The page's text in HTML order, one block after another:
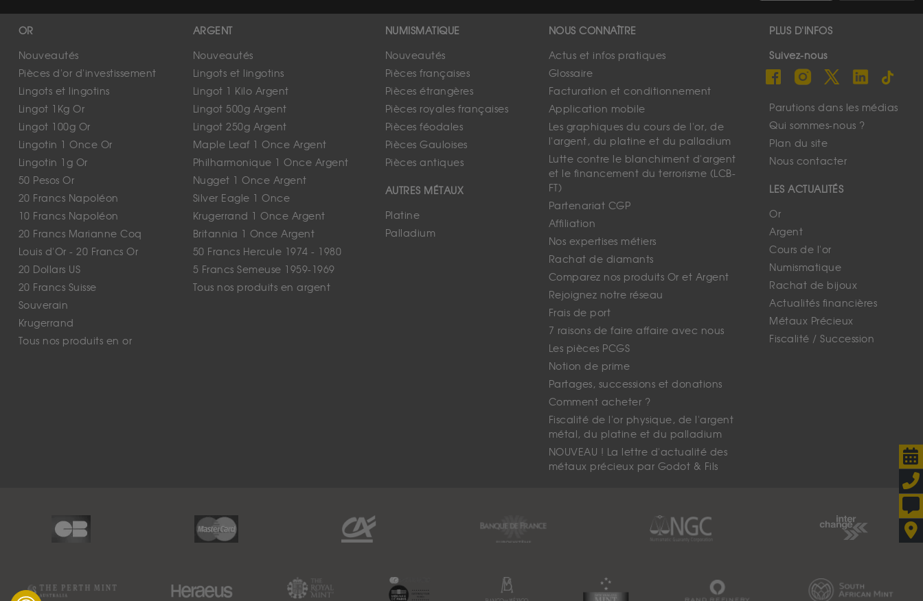
OR
Nouveautés
Pièces d'or d'investissement
Lingots et lingotins
Lingot 1Kg Or
Lingot 100g Or
Lingotin 1 Once Or
Lingotin 1g Or
50 Pesos Or
20 Francs Napoléon
10 Francs Napoléon
20 Francs Marianne Coq
Louis d'Or - 20 Francs Or
20 Dollars US
20 Francs Suisse
Souverain
Krugerrand
Tous nos produits en or
ARGENT
Nouveautés
Lingots et lingotins
Lingot 1 Kilo Argent
Lingot 500g Argent
Lingot 250g Argent
Maple Leaf 1 Once Argent
Philharmonique 1 Once Argent
Nugget 1 Once Argent
Silver Eagle 1 Once
Krugerrand 1 Once Argent
Britannia 1 Once Argent
50 Francs Hercule 1974 - 1980
5 Francs Semeuse 1959-1969
Tous nos produits en argent
NUMISMATIQUE
Nouveautés
Pièces françaises
Pièces étrangères
Pièces royales françaises
Pièces féodales
Pièces Gauloises
Pièces antiques
AUTRES MÉTAUX
Platine
Palladium
NOUS CONNAÎTRE
Actus et infos pratiques
Glossaire
Facturation et conditionnement
Application mobile
Les graphiques du cours de l'or, de
l'argent, du platine et du palladium
Lutte contre le blanchiment d'argent
et le financement du terrorisme (LCB-
FT)
Partenariat CGP
Affiliation
Nos expertises métiers
Rachat de diamants
Comparez nos produits Or et Argent
Rejoignez notre réseau
Frais de port
7 raisons de faire affaire avec nous
Les pièces PCGS
Notion de prime
Partages, successions et donations
Comment acheter ?
Fiscalité de l'or physique, de l'argent
métal, du platine et du palladium
NOUVEAU ! La lettre d'actualité des
métaux précieux par Godot & Fils
PLUS D'INFOS
Suivez-nous
Parutions dans les médias
Qui sommes-nous ?
Plan du site
Nous contacter
LES ACTUALITÉS
Or
Argent
Cours de l'or
Numismatique
Rachat de bijoux
Actualités financières
Métaux Précieux
Fiscalité / Succession